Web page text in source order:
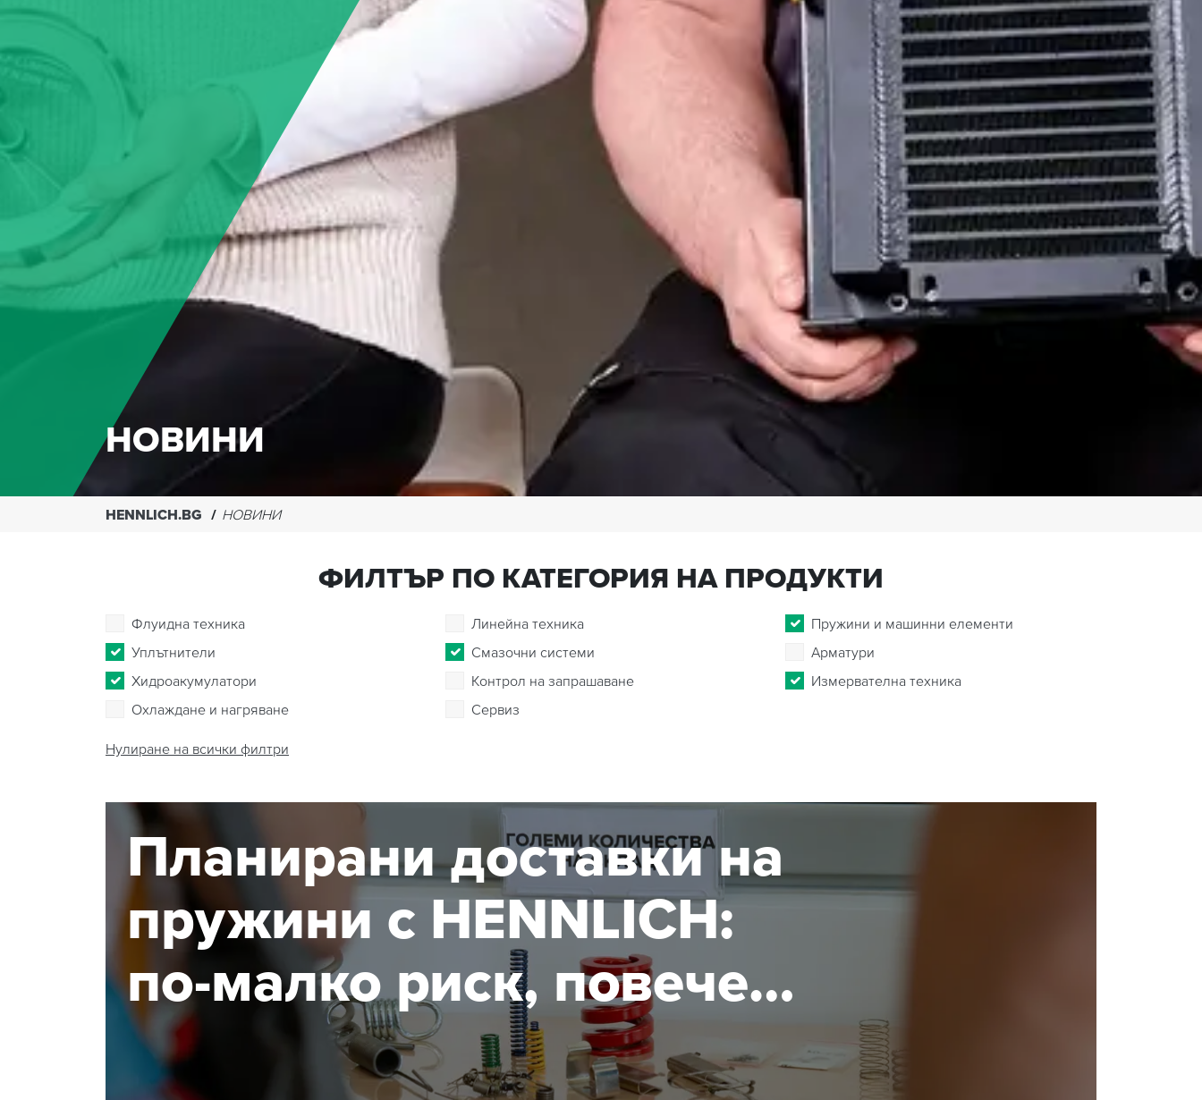
НОВИНИ
HENNLICH.BG НОВИНИ
ФИЛТЪР ПО КАТЕГОРИЯ НА ПРОДУКТИ
Флуидна техника Линейна техника
Пружини и машинни елементи
Уплътнители
Смазочни системи
Арматури
Хидроакумулатори
Контрол на запрашаване
Измервателна техника
Охлаждане и нагряване
Сервиз
Нулиране на всички филтри
Планирани доставки на
пружини с HENNLICH:
по-малко риск, повече
ефективност